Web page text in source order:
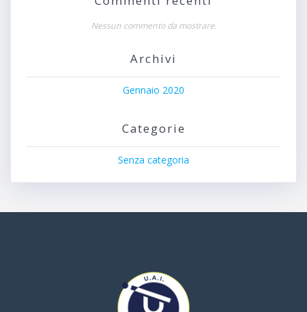
Nessun commento da mostrare.
Archivi
Gennaio 2020
Categorie
Senza categoria